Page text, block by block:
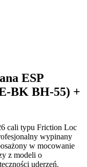
ESP
BK BH-55) +
cali typu Friction Loc
wypinany
w mocowanie
z modeli o
uderzeń.